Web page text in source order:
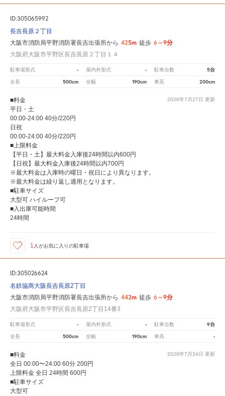
ID:305065992
長吉長原２丁目
大阪市消防局平野消防署長吉出張所から 425m 徒歩 6～9分
大阪府大阪市平野区長吉長原２丁目１４
駐車場形式 - 屋内外形式 - 駐車台数 5台
全長 500cm 全幅 190cm 車高 200cm
2026年7月27日 更新
■料金
平日・土
00:00-24:00 40分/220円
日祝
00:00-24:00 40分/220円
■上限料金
【平日・土】最大料金入庫後24時間以内600円
【日祝】最大料金入庫後24時間以内700円
※最大料金は入庫時の曜日・祝日により異なります。
※最大料金は繰り返し適用となります。
■駐車サイズ
大型可 ハイルーフ可
■入出庫可能時間
24時間
1 人がお気に入りの駐車場
ID:305026624
名鉄協商大阪長吉長原2丁目
大阪市消防局平野消防署長吉出張所から 442m 徒歩 6～9分
大阪府大阪市平野区長吉長原2丁目14番3
駐車場形式 - 屋内外形式 - 駐車台数 9台
全長 500cm 全幅 190cm 車高 -
2026年7月24日 更新
■料金
全日 00:00〜24:00 60分 200円
上限料金 全日 24時間 600円
■駐車サイズ
大型可